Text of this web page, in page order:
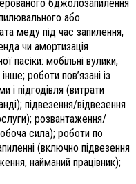
бджолозапилення
або
меду під час запилення,
чи амортизація
пасіки: мобільні вулики,
роботи пов’язані із
і підгодівля (витрати
підвезення/відвезення
розвантаження/
сила); роботи по
(включно підвезення
найманий працівник);